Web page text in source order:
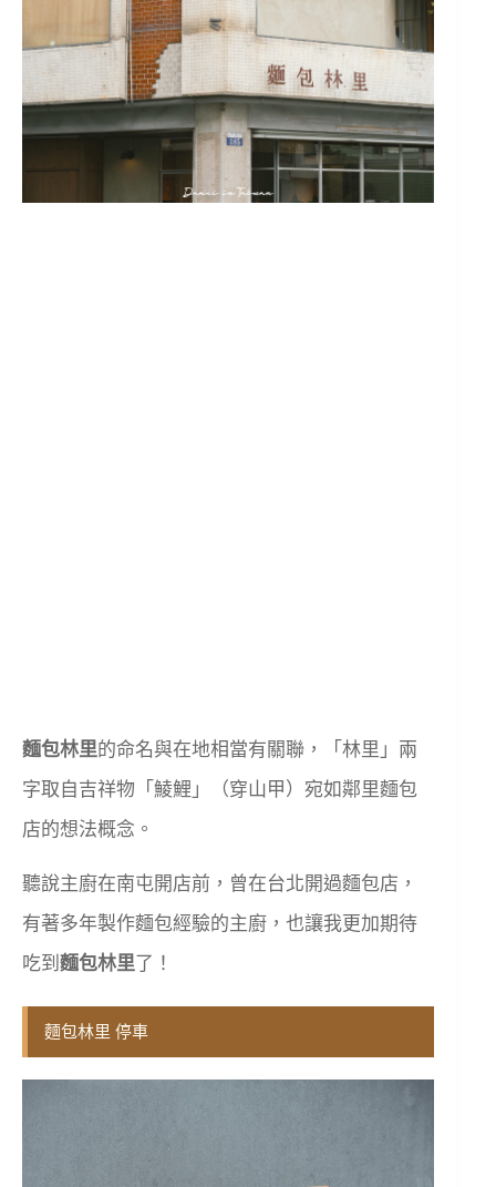
麵包林里的命名與在地相當有關聯，「林里」兩
字取自吉祥物「鯪鯉」（穿山甲）宛如鄰里麵包
店的想法概念。
聽說主廚在南屯開店前，曾在台北開過麵包店，
有著多年製作麵包經驗的主廚，也讓我更加期待
吃到 麵包林里了！
麵包林里 停車